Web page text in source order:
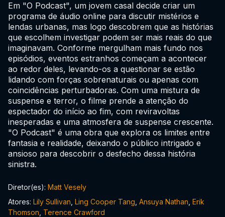
Em "O Podcast", um jovem casal decide criar um
programa de áudio online para discutir mistérios e
lendas urbanas, mas logo descobrem que as histórias
que escolhem investigar podem ser mais reais do que
imaginavam. Conforme mergulham mais fundo nos
episódios, eventos estranhos começam a acontecer
ao redor deles, levando-os a questionar se estão
lidando com forças sobrenaturais ou apenas com
coincidências perturbadoras. Com uma mistura de
suspense e terror, o filme prende a atenção do
espectador do início ao fim, com reviravoltas
inesperadas e uma atmosfera de suspense crescente.
"O Podcast" é uma obra que explora os limites entre
fantasia e realidade, deixando o público intrigado e
ansioso para descobrir o desfecho dessa história
sinistra.
Diretor(es): Matt Vesely
Atores: Lily Sullivan Ling Cooper Tang Ansuya Nathan Erik
Thomson Terence Crawford